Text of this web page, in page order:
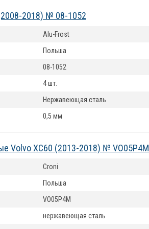
2018) № 08-1052
Alu-Frost
Польша
08-1052
4 шт.
Нержавеющая сталь
0,5 мм
Volvo XC60 (2013-2018) № VO05P4M
Croni
Польша
VO05P4M
нержавеющая сталь